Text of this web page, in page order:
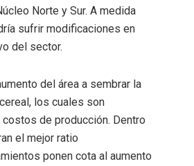
Norte y Sur. A medida
sufrir modificaciones en
del sector.
del área a sembrar la
los cuales son
de producción. Dentro
el mejor ratio
ponen cota al aumento